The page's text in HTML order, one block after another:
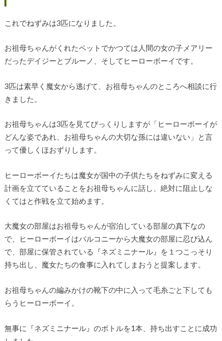
これでねずみは3匹になりました。
お祖母ちゃんがくれたペットでかつては人間の女の子メアリー
だったデイジーとブルーノ、そしてヒーローボーイです。
3匹は素早く魔女から逃げて、お祖母ちゃんのところへ相談に行
きました。
お祖母ちゃんは3匹を見てびっくりしますが「ヒーローボーイが
どんな姿であれ、お祖母ちゃんの大切な孫には違いない」と言
って優しくほおずりします。
ヒーローボーイたちは魔女が国中の子供たちをねずみに変える
計画を立てていることをお祖母ちゃんに話し、絶対に阻止しな
くてはと作戦を立て始めます。
大魔女の部屋はお祖母ちゃんが宿泊している部屋の真下なの
で、ヒーローボーイはバルコニーから大魔女の部屋に忍び込ん
で、部屋に保管されている『ネズミニナール』を１つこっそり
持ち出し、魔女たちの食事に入れてしまおうと提案します。
お祖母ちゃんの編みかけの靴下の中に入って毛糸ごと下しても
らうヒーローボーイ。
無事に『ネズミニナール』のボトルを1本、持ち出すことに成功